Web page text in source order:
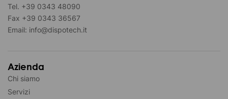
Tel. +39 0343 48090
Fax +39 0343 36567
Email: info@dispotech.it
Azienda
Chi siamo
Servizi